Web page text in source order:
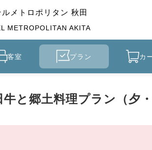
ルメトロポリタン 秋田
METROPOLITAN AKITA
客室 プラン カ
と郷土料理プラン（夕・